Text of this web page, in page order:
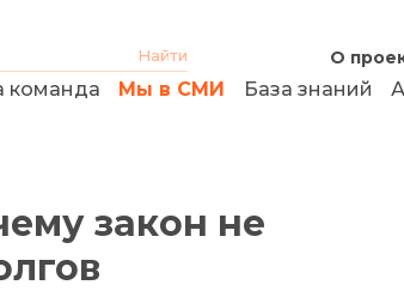
О
команда Мы в СМИ База знаний
закон не